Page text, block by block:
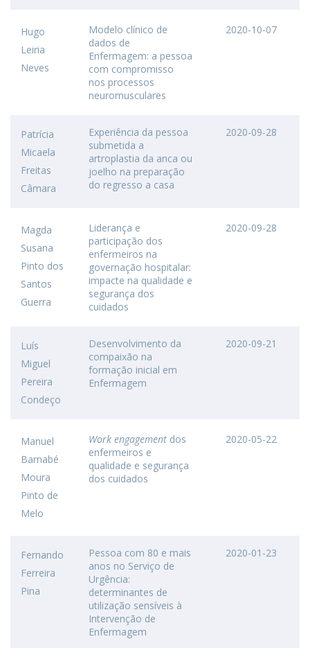
Hugo
Leiria
Neves
Modelo clínico de
dados de
Enfermagem: a pessoa
com compromisso
nos processos
neuromusculares
2020-10-07
Patrícia
Micaela
Freitas
Câmara
Experiência da pessoa
submetida a
artroplastia da anca ou
joelho na preparação
do regresso a casa
2020-09-28
Magda
Susana
Pinto dos
Santos
Guerra
Liderança e
participação dos
enfermeiros na
governação hospitalar:
impacte na qualidade e
segurança dos
cuidados
2020-09-28
Luís
Miguel
Pereira
Condeço
Desenvolvimento da
compaixão na
formação inicial em
Enfermagem
2020-09-21
Manuel
Barnabé
Moura
Pinto de
Melo
Work engagement dos
enfermeiros e
qualidade e segurança
dos cuidados
2020-05-22
Fernando
Ferreira
Pina
Pessoa com 80 e mais
anos no Serviço de
Urgência:
determinantes de
utilização sensíveis à
Intervenção de
Enfermagem
2020-01-23